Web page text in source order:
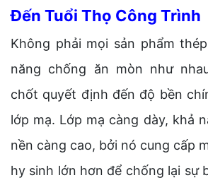
Đến Tuổi Thọ Công Trình
Không phải mọi sản phẩm
năng chống ăn mòn như
chốt quyết định đến độ bền
lớp mạ. Lớp mạ càng dày, khả
nền càng cao, bởi nó cung cấp
hy sinh lớn hơn để chống lại sự